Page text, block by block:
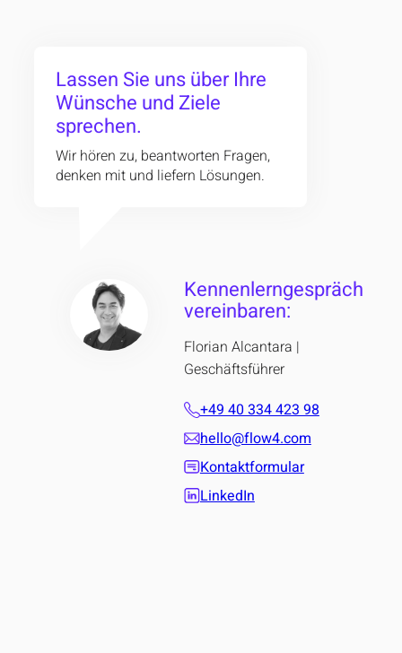
Lassen Sie uns über Ihre
Wünsche und Ziele
sprechen.
Wir hören zu, beantworten Fragen,
denken mit und liefern Lösungen.
Kennenlerngespräch
vereinbaren:
Florian Alcantara |
Geschäftsführer
+49 40 334 423 98
hello@flow4.com
Kontaktformular
LinkedIn